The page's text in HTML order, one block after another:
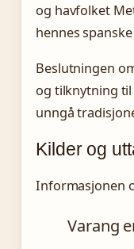
og havfolket
hennes
Beslutningen
og tilknytning til
unngå
Kilder og
Informasjonen
Varang